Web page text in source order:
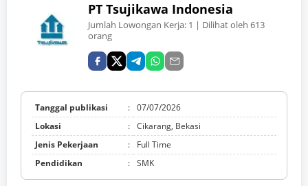
PT Tsujikawa Indonesia
Jumlah Lowongan Kerja: 1 | Dilihat oleh 613
orang
Tanggal publikasi : 07/07/2026
Lokasi
: Cikarang, Bekasi
Jenis Pekerjaan
:
Full Time
Pendidikan
: SMK